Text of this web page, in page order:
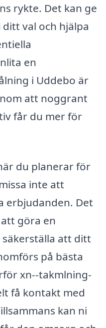
rykte. Det kan ge
val och hjälpa
en
i Uddebo är
att noggrant
får du mer för
du planerar för
inte att
erbjudanden. Det
göra en
att ditt
på bästa
xn--takmlning-
få kontakt med
kan ni